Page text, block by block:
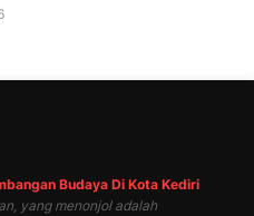
Budaya Di Kota Kediri
yang menonjol adalah